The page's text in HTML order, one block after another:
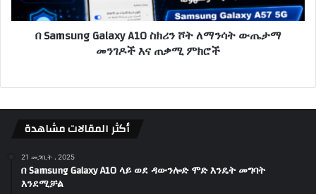
በ Samsung Galaxy A10 ስክሪን ሾት ለማንሳት ውጤታማ
መንገዶች እና ጠቃሚ ምክሮች
أكثر المقالات مشاهدة
21 መጋቢት ، 2025
በ Samsung Galaxy A10 ላይ ወደ ዳውንሎድ ሞድ እንዴት መግባት
እንደሚቻል